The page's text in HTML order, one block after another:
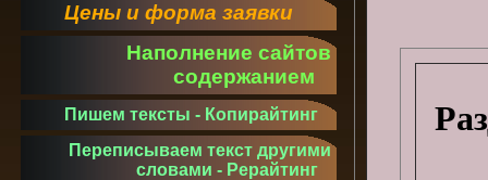
Цены и форма заявки
Наполнение сайтов
содержанием
Пишем тексты - Копирайтинг
Переписываем текст другими
словами - Рерайтинг